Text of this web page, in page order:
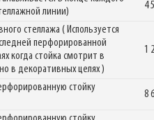
линии)
4
стеллажа ( Используется
перфорированной
когда стойка смотрит в
в декоративных целях )
1
стойку
8